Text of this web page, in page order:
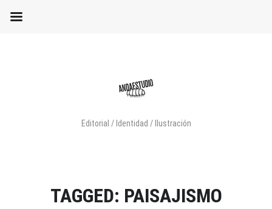
Editorial / Identidad / Ilustración
TAGGED: PAISAJISMO